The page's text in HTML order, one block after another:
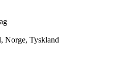
Norge, Tyskland